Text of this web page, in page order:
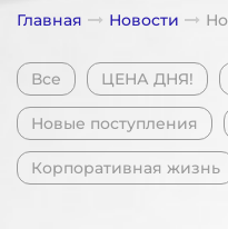
Главная Новости
Все ЦЕНА ДНЯ!
Новые поступления
Корпоративная жизнь